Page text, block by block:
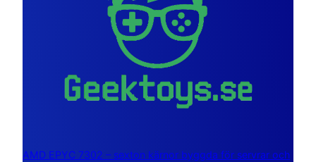
AMD EPYC 7302 – sexton kärnor byggda för servrar och